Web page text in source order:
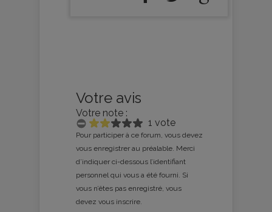
Votre avis
Votre note :
1 vote
Pour participer à ce forum, vous devez
vous enregistrer au préalable. Merci
d’indiquer ci-dessous l’identifiant
personnel qui vous a été fourni. Si
vous n’êtes pas enregistré, vous
devez vous inscrire.